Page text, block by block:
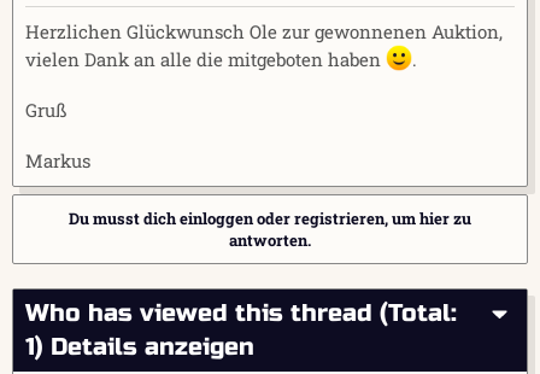
Herzlichen Glückwunsch Ole zur gewonnenen Auktion,
vielen Dank an alle die mitgeboten haben
.
Gruß
Markus
Du musst dich einloggen oder registrieren, um hier zu
antworten.
Who has viewed this thread (Total:
1) Details anzeigen